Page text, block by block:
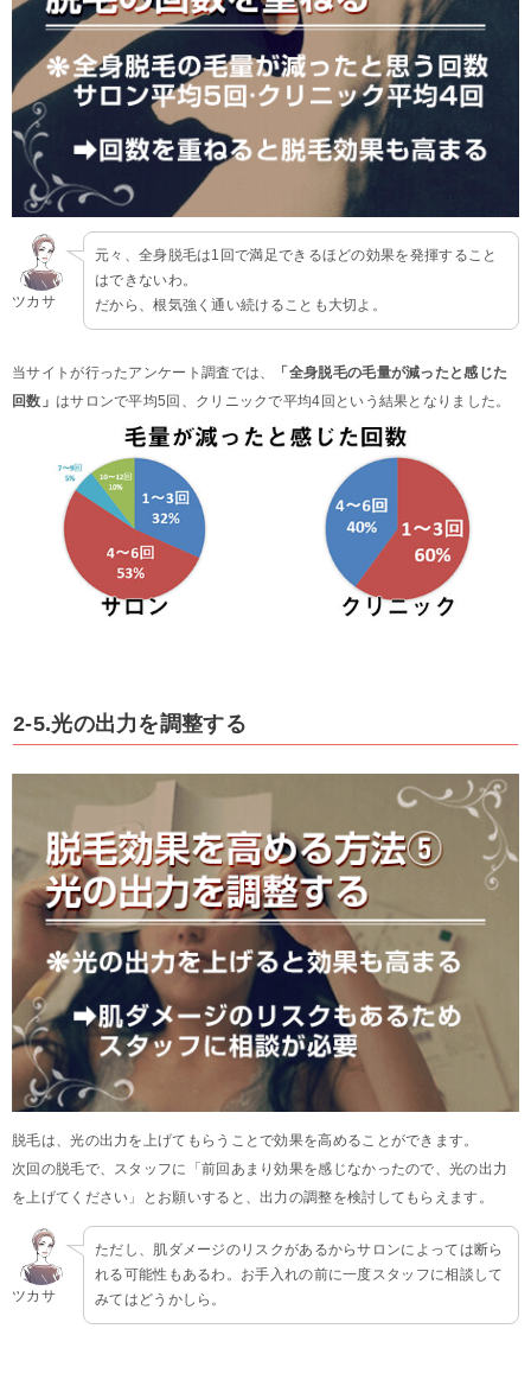
ツカサ
元々、全身脱毛は1回で満足できるほどの効果を発揮すること
はできないわ。
だから、根気強く通い続けることも大切よ。
当サイトが行ったアンケート調査では、
「全身脱毛の毛量が減ったと感じた
回数」 はサロンで平均5回、クリニックで平均4回という結果となりました。
2-5.光の出力を調整する
脱毛は、光の出力を上げてもらうことで効果を高めることができます。
次回の脱毛で、スタッフに「前回あまり効果を感じなかったので、光の出力
を上げてください」とお願いすると、出力の調整を検討してもらえます。
ツカサ
ただし、肌ダメージのリスクがあるからサロンによっては断ら
れる可能性もあるわ。お手入れの前に一度スタッフに相談して
みてはどうかしら。